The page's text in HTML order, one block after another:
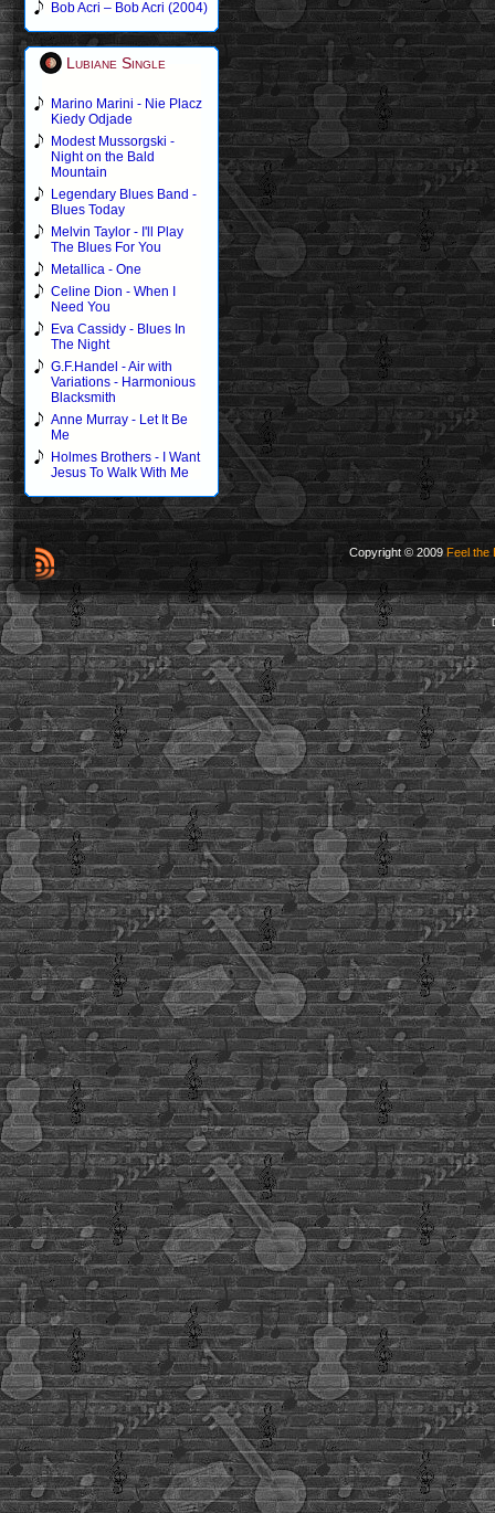
Bob Acri – Bob Acri (2004)
Lubiane Single
Marino Marini - Nie Placz
Kiedy Odjade
Modest Mussorgski -
Night on the Bald
Mountain
Legendary Blues Band -
Blues Today
Melvin Taylor - I'll Play
The Blues For You
Metallica - One
Celine Dion - When I
Need You
Eva Cassidy - Blues In
The Night
G.F.Handel - Air with
Variations - Harmonious
Blacksmith
Anne Murray - Let It Be
Me
Holmes Brothers - I Want
Jesus To Walk With Me
Copyright © 2009 Feel the